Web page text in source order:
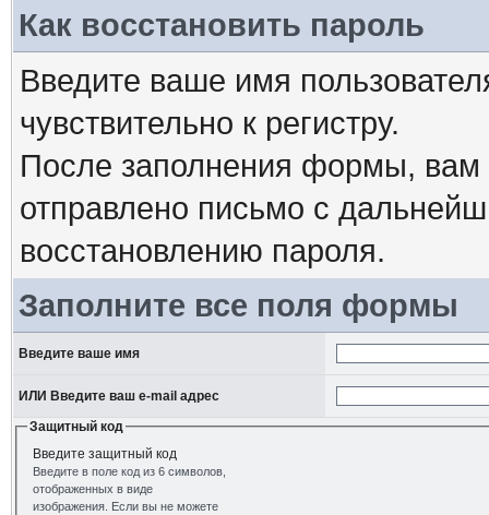
Как восстановить пароль
Введите ваше имя
чувствительно к регистру.
После заполнения формы, вам
отправлено письмо с
восстановлению пароля.
Заполните все поля формы
Введите ваше имя
ИЛИ Введите ваш e-mail адрес
Защитный код
Введите защитный код
Введите в поле код из 6 символов,
отображенных в виде
изображения. Если вы не можете